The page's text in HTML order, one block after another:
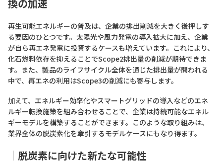
換の加速
再生可能エネルギーの普及は、企業の排出削減を大きく後押しす
る要因のひとつです。太陽光や風力発電の導入拡大に加え、企業
が自ら再エネ発電に投資するケースも増えています。これにより、
化石燃料依存を抑えることでScope2排出量の削減が期待できま
す。また、製品のライフサイクル全体を通じた排出量が問われる
中で、再エネの利用はScope3の削減にも寄与します。
加えて、エネルギー効率化やスマートグリッドの導入などのエネ
ルギー転換施策を組み合わせることで、企業は持続可能なエネル
ギーモデルを構築することができます。このような取り組みは、
業界全体の脱炭素化を牽引するモデルケースにもなり得ます。
｜脱炭素に向けた新たな可能性